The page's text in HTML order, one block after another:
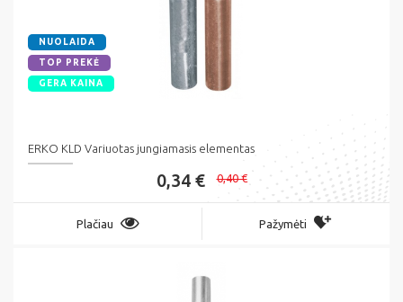
NUOLAIDA
TOP PREKĖ
GERA KAINA
ERKO KLD Variuotas jungiamasis elementas
0,34 € 0,40 €
Plačiau Pažymėti